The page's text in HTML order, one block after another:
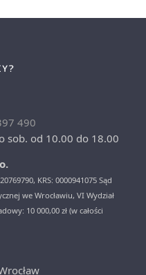
490
sob. od 10.00 do 18.00
KRS: 0000941075 Sąd
we Wrocławiu, VI Wydział
10 000,00 zł (w całości